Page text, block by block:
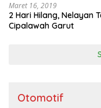
Maret 16, 2019
2 Hari Hilang, Nelayan
Cipalawah Garut
Otomotif